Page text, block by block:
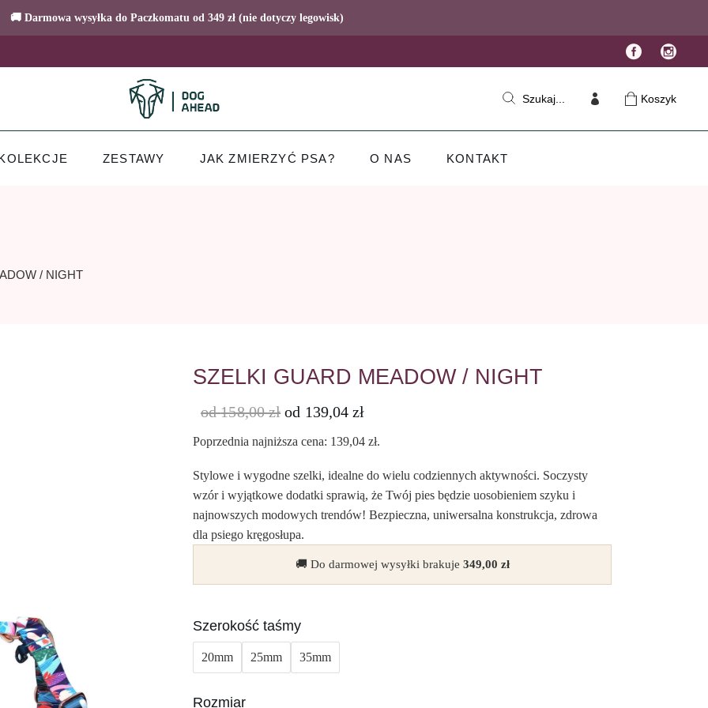
🚚 Darmowa wysyłka do Paczkomatu od 349 zł (nie dotyczy legowisk)
Szukaj... Koszyk
ZESTAWY JAK ZMIERZYĆ PSA? O NAS KONTAKT
/ NIGHT
SZELKI GUARD MEADOW / NIGHT
od158,00zł od 139,04 zł
Poprzednia najniższa cena: 139,04 zł.
Stylowe i wygodne szelki, idealne do wielu codziennych aktywności. Soczysty
wzór i wyjątkowe dodatki sprawią, że Twój pies będzie uosobieniem szyku i
najnowszych modowych trendów! Bezpieczna, uniwersalna konstrukcja, zdrowa
dla psiego kręgosłupa.
🚚 Do darmowej wysyłki brakuje 349,00 zł
Szerokość taśmy
20mm 25mm 35mm
Rozmiar